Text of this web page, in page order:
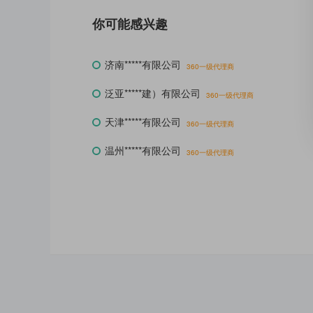
你可能感兴趣
济南*****有限公司 360一级代理商
泛亚*****建）有限公司 360一级代理商
天津*****有限公司 360一级代理商
温州*****有限公司 360一级代理商